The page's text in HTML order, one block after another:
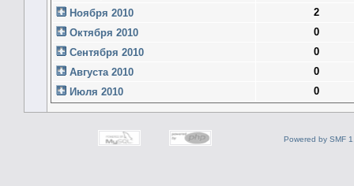
Ноября 2010
2
Октября 2010
0
Сентября 2010
0
Августа 2010
0
Июля 2010
0
Powered by SMF